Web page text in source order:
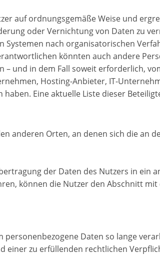
auf ordnungsgemäße Weise und
oder Vernichtung von Daten zu
nach organisatorischen
könnten auch andere
und in dem Fall soweit erforderlich,
Hosting-Anbieter, IT-
Eine aktuelle Liste dieser
anderen Orten, an denen sich die an
der Daten des Nutzers in ein
können die Nutzer den Abschnitt
Daten so lange
zu erfüllenden rechtlichen